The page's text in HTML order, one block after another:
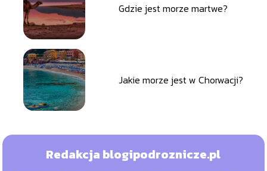
Gdzie jest morze martwe?
Jakie morze jest w Chorwacji?
Redakcja blogipodroznicze.pl